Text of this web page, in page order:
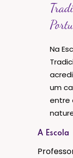
Na
um
entre
A Escola